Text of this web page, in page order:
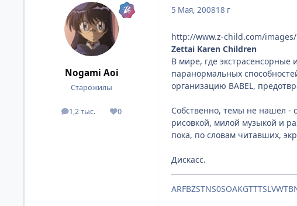
Nogami Aoi
Старожилы
1,2 тыс.
посты 0
Репутация
5 Мая, 200818 г
http://www.z-child.com/
Zettai Karen Children
В мире, где
паранормальных
организацию BABEL,
Собственно, темы не нашел -
рисовкой, милой музыкой и
пока, по словам читавших,
Дискасс.